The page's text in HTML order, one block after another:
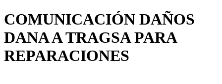
COMUNICACIÓN DAÑOS
DANA A TRAGSA PARA
REPARACIONES